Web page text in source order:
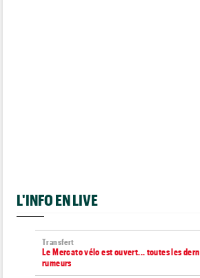
L'INFO EN LIVE
Transfert
Le Mercato vélo est ouvert... toutes les
rumeurs